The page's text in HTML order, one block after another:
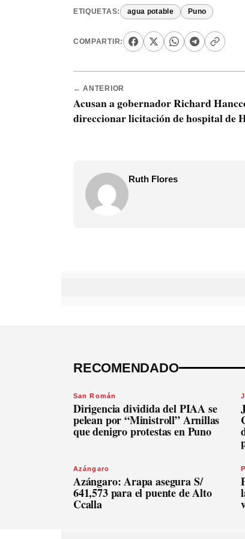
ETIQUETAS: agua potable Puno
COMPARTIR:
← ANTERIOR
Acusan a gobernador Richard
direccionar licitación de hospital de
Ruth Flores
RECOMENDADO
San Román
Dirigencia dividida del PIAA se
pelean por “Ministroll” Arnillas
que denigro protestas en Puno
Azángaro
Azángaro: Arapa asegura S/
641,573 para el puente de Alto
Ccalla